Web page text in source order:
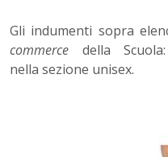
Gli indumenti sopra
commerce della
nella sezione unisex.